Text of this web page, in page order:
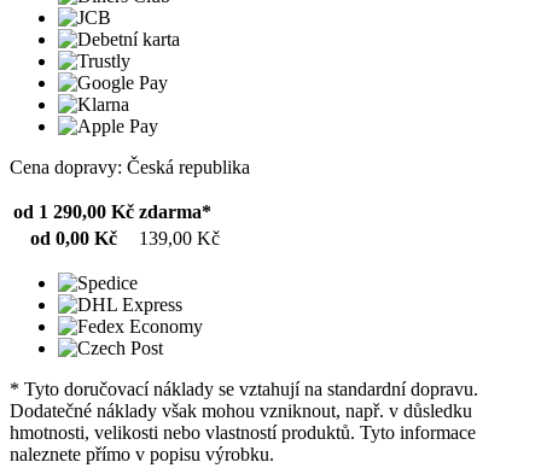
Cena dopravy: Česká republika
od 1 290,00 Kč zdarma*
od 0,00 Kč
139,00 Kč
* Tyto doručovací náklady se vztahují na standardní dopravu.
Dodatečné náklady však mohou vzniknout, např. v důsledku
hmotnosti, velikosti nebo vlastností produktů. Tyto informace
naleznete přímo v popisu výrobku.